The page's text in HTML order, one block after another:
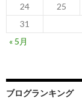
24
25
31
« 5月
ブログランキング